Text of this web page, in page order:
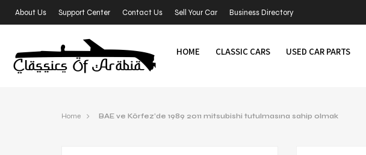
About Us Support Center Contact Us Sell Your Car Business Directory
HOME CLASSIC CARS USED CAR PARTS
Home BAE ve Körfez’de 1989 2011 mitsubishi tutulmasına sahip olmak